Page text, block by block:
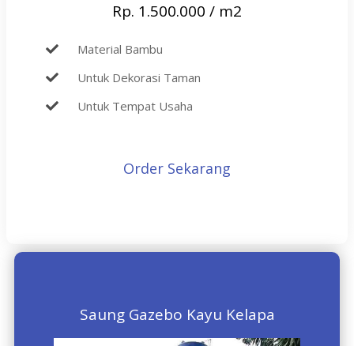
Rp. 1.500.000 / m2
Material Bambu
Untuk Dekorasi Taman
Untuk Tempat Usaha
Order Sekarang
Saung Gazebo Kayu Kelapa